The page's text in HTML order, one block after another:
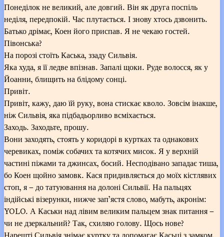
Понеділок не великий, але довгий. Він як друга поспіль
неділя, передпокій. Час плутається. І знову хтось дзвонить.
Батько дрімає, Коен його приспав. Я не чекаю гостей.
Півонська?
На порозі стоїть Каська, ззаду Сильвія.
Яка худа, я її ледве впізнав. Запалі щоки. Руде волосся, як у
Йоанни, блищить на блідому сонці.
Привіт.
Привіт, кажу, даю їй руку, вона стискає кволо. Зовсім інакше,
ніж Сильвія, яка підбадьорливо всміхається.
Заходь. Заходьте, прошу.
Вони заходять, стоять у коридорі в куртках та однакових
черевиках, поміж собачих та котячих мисок. Я у верхній
частині піжами та джинсах, босий. Несподівано западає тиша,
бо Коен щойно замовк. Кася придивляється до моїх кістлявих
стоп, я – до татуювання на долоні Сильвії. На пальцях
індійські візерунки, нижче зап’ястя слово, мабуть, акронім:
YOLO. А Каськи над лівим великим пальцем знак питання –
чи не дзеркальний? Так, схиляю голову. Щось нове?